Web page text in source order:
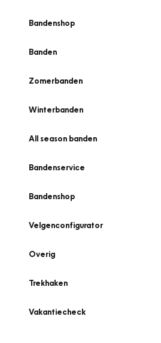
Bandenshop
Banden
Zomerbanden
Winterbanden
All season banden
Bandenservice
Bandenshop
Velgenconfigurator
Overig
Trekhaken
Vakantiecheck